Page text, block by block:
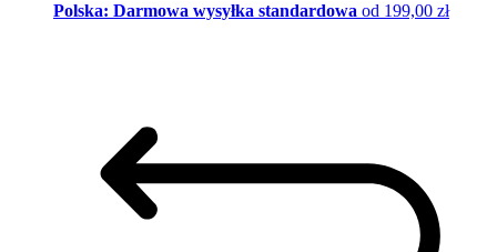
Polska: Darmowa wysyłka standardowa od 199,00 zł